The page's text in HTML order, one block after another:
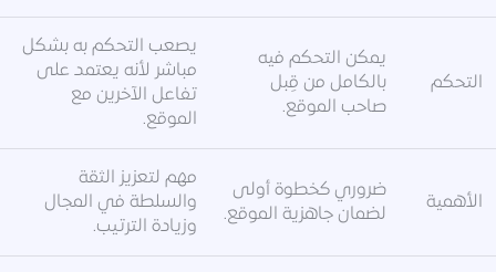
التحكم
يمكن التحكم فيه
بالكامل من قِبل
صاحب الموقع.
يصعب التحكم به بشكل
مباشر لأنه يعتمد على
تفاعل الآخرين مع
الموقع.
الأهمية
ضروري كخطوة أولى
لضمان جاهزية الموقع.
مهم لتعزيز الثقة
والسلطة في المجال
وزيادة الترتيب.